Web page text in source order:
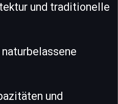
und traditionelle
naturbelassene
und